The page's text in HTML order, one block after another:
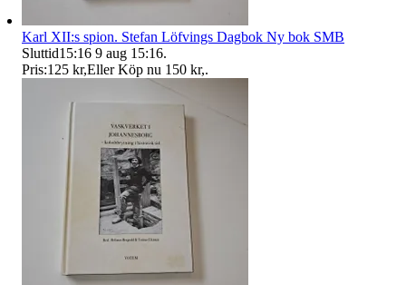
Karl XII:s spion. Stefan Löfvings Dagbok Ny bok SMB
Sluttid15:16 9 aug 15:16.
Pris:125 kr,Eller Köp nu 150 kr,.